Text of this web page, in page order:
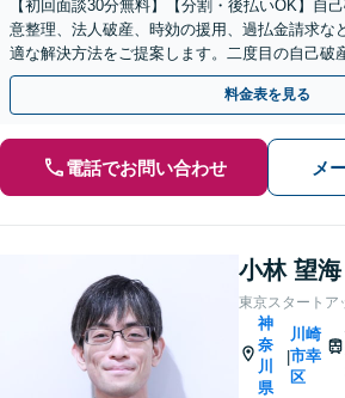
【初回面談30分無料】【分割・後払いOK】自
意整理、法人破産、時効の援用、過払金請求な
適な解決方法をご提案します。二度目の自己破
しやすい弁護士が相談者さまのご要望を丁寧に
料金表を見る
電話でお問い合わせ メ
小林 望海
東京スタートア
神
奈
川
県
|
川崎
市幸
区